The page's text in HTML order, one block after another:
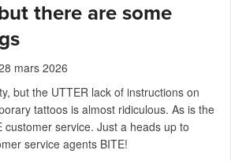
there are some
mars 2026
but the UTTER lack of instructions on
tattoos is almost ridiculous. As is the
customer service. Just a heads up to
service agents BITE!